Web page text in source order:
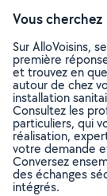
Vous
Sur AlloVoisins,
première
et trouvez en
autour de chez
installation
Consultez les
particuliers, qui
réalisation,
votre demande
Conversez
des échanges
intégrés.